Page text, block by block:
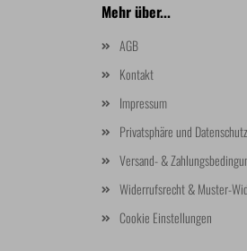
Mehr über...
AGB
Kontakt
Impressum
Privatsphäre und Datenschutz
Versand- &
Widerrufsrecht & Muster-
Cookie Einstellungen